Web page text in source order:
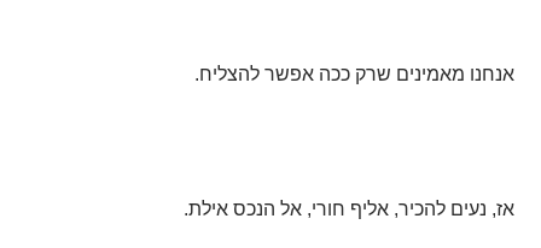
אנחנו מאמינים שרק ככה אפשר להצליח.
אז, נעים להכיר, אליף חורי, אל הנכס אילת.